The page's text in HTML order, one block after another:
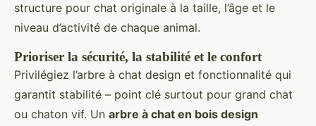
structure pour chat originale à la taille, l’âge et le
niveau d’activité de chaque animal.
Prioriser la sécurité, la stabilité et le confort
Privilégiez l’arbre à chat design et fonctionnalité qui
garantit stabilité – point clé surtout pour grand chat
ou chaton vif. Un arbre à chat en bois design